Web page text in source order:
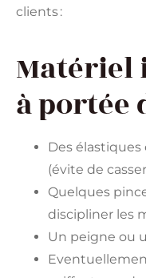
clients :
Matériel
à portée
Des
(évite de
Quelques
discipliner les
Un peigne ou